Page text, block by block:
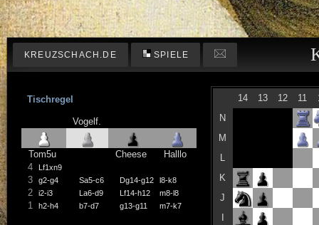
KREUZSCHACH.DE SPIELE
Tischregel
Tom5u
Vogelf.
Cheese
Halllo
4
Lf1xn9
3 g2-g4 Sa5-c6 Dg14-g12 l8-k8
2 i2-i3 La6-d9 Lf14-h12 m8-l8
1 h2-h4 b7-d7 g13-g11 m7-k7
14 13 12 11
N
M
K
J